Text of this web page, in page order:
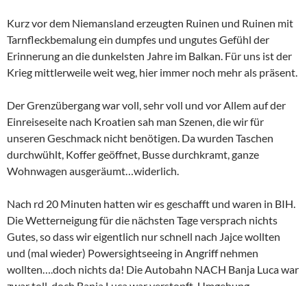
Kurz vor dem Niemansland erzeugten Ruinen und Ruinen mit
Tarnfleckbemalung ein dumpfes und ungutes Gefühl der
Erinnerung an die dunkelsten Jahre im Balkan. Für uns ist der
Krieg mittlerweile weit weg, hier immer noch mehr als präsent.
Der Grenzübergang war voll, sehr voll und vor Allem auf der
Einreiseseite nach Kroatien sah man Szenen, die wir für
unseren Geschmack nicht benötigen. Da wurden Taschen
durchwühlt, Koffer geöffnet, Busse durchkramt, ganze
Wohnwagen ausgeräumt…widerlich.
Nach rd 20 Minuten hatten wir es geschafft und waren in BIH.
Die Wetterneigung für die nächsten Tage versprach nichts
Gutes, so dass wir eigentlich nur schnell nach Jajce wollten
und (mal wieder) Powersightseeing in Angriff nehmen
wollten….doch nichts da! Die Autobahn NACH Banja Luca war